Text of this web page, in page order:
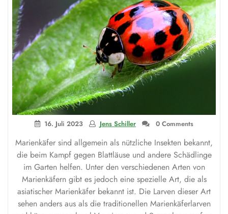
16. Juli 2023 Jens Schiller 0 Comments
Marienkäfer sind allgemein als nützliche Insekten bekannt,
die beim Kampf gegen Blattläuse und andere Schädlinge
im Garten helfen. Unter den verschiedenen Arten von
Marienkäfern gibt es jedoch eine spezielle Art, die als
asiatischer Marienkäfer bekannt ist. Die Larven dieser Art
sehen anders aus als die traditionellen Marienkäferlarven